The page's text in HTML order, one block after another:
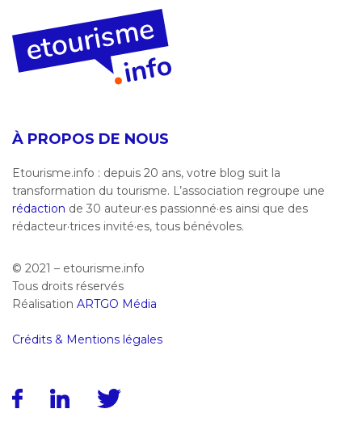
À PROPOS DE NOUS
Etourisme.info : depuis 20 ans, votre blog suit la
transformation du tourisme. L’association regroupe une
rédaction de 30 auteur·es passionné·es ainsi que des
rédacteur·trices invité·es, tous bénévoles.
© 2021 – etourisme.info
Tous droits réservés
Réalisation ARTGO Média
Crédits & Mentions légales